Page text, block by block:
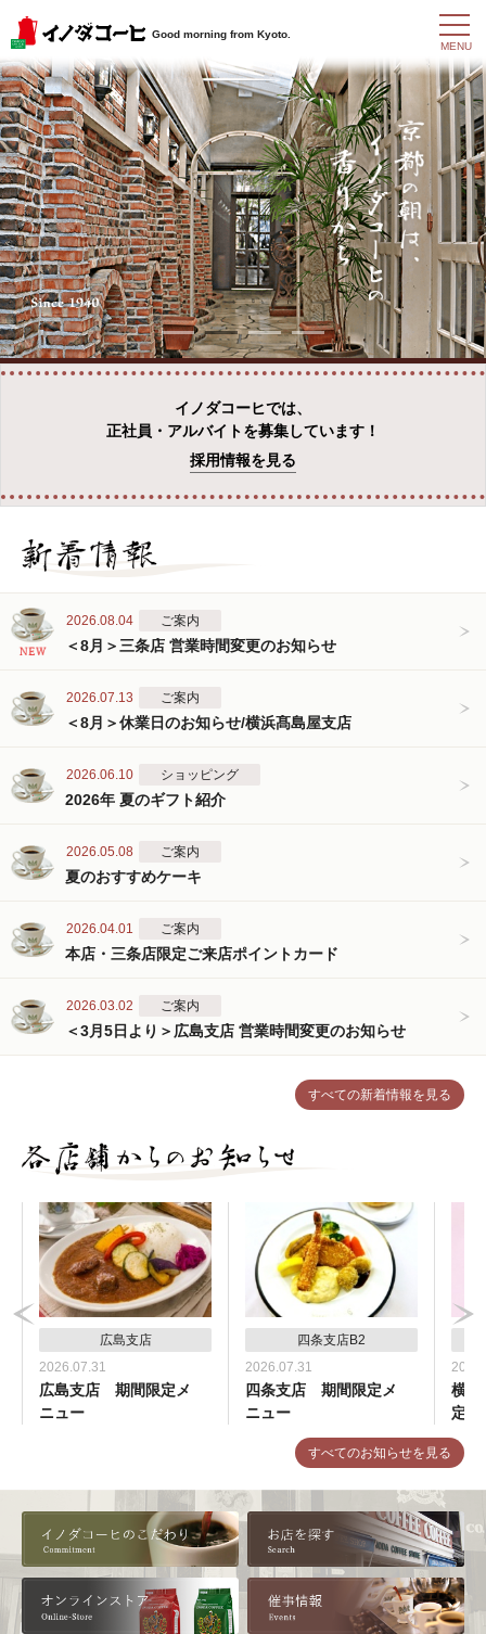
Good morning from Kyoto.
t
o
g
g
l
e
n
a
v
g
a
t
i
o
n
MENU
イノダコーヒでは、
正社員・アルバイトを募集しています！
採用情報を見る
すべての新着情報を見る
2026.08.04 ご案内
＜8月＞三条店 営業時間変更のお知らせ
2026.07.13 ご案内
＜8月＞休業日のお知らせ/横浜髙島屋支店
2026.06.10 ショッピング
2026年 夏のギフト紹介
2026.05.08 ご案内
夏のおすすめケーキ
2026.04.01 ご案内
本店・三条店限定ご来店ポイントカード
2026.03.02 ご案内
＜3月5日より＞広島支店 営業時間変更のお知らせ
すべてのお知らせを見る
広島支店
2026.07.31
広島支店 期間限定メ
ニュー
四条支店B2
2026.07.31
四条支店 期間限定メ
ニュー
横
定メ